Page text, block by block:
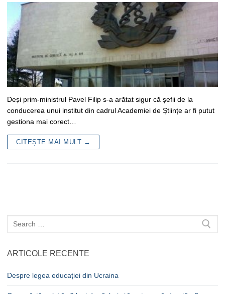
Deși prim-ministrul Pavel Filip s-a arătat sigur că șefii de la
conducerea unui institut din cadrul Academiei de Științe ar fi putut
gestiona mai corect…
CITEȘTE MAI MULT →
Caută
după:
ARTICOLE RECENTE
Despre legea educației din Ucraina